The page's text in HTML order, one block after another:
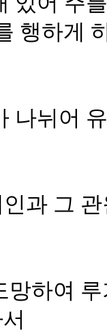
행하게
나뉘어
과 그
망하여